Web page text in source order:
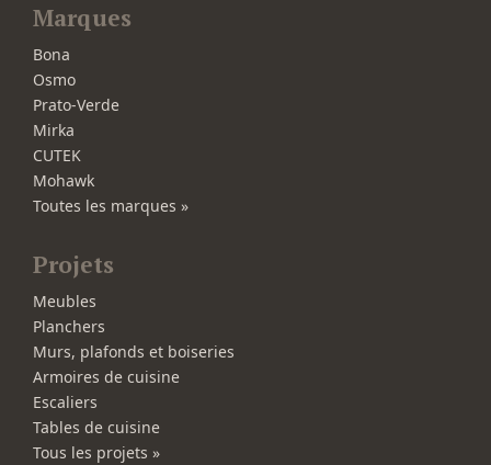
Marques
Bona
Osmo
Prato-Verde
Mirka
CUTEK
Mohawk
Toutes les marques »
Projets
Meubles
Planchers
Murs, plafonds et boiseries
Armoires de cuisine
Escaliers
Tables de cuisine
Tous les projets »